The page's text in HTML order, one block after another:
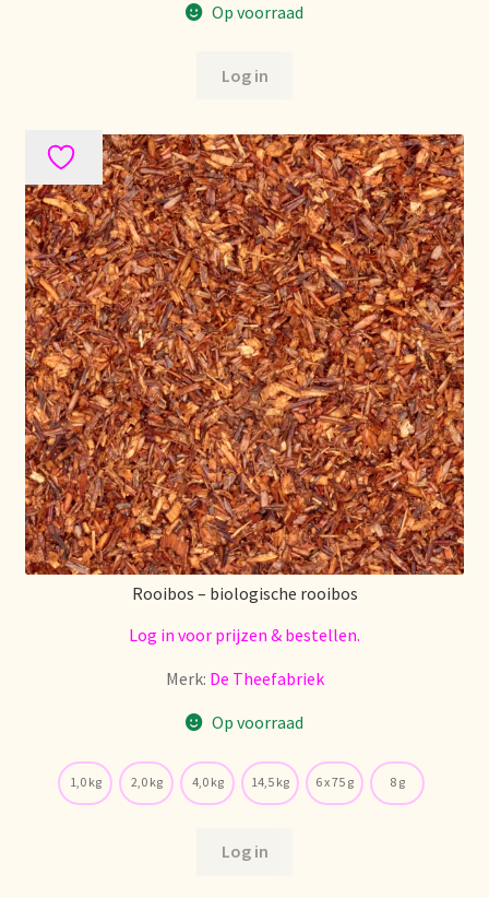
Welcome to our Tea Wholesale business!
Willkommen in unserem Teegroßhandel!
Winkelwagen
Op voorraad
Log in
Rooibos – biologische rooibos
Log in voor prijzen & bestellen.
Merk: De Theefabriek
Op voorraad
1,0 kg 2,0 kg 4,0 kg 14,5 kg 6 x 75 g 8 g
Log in